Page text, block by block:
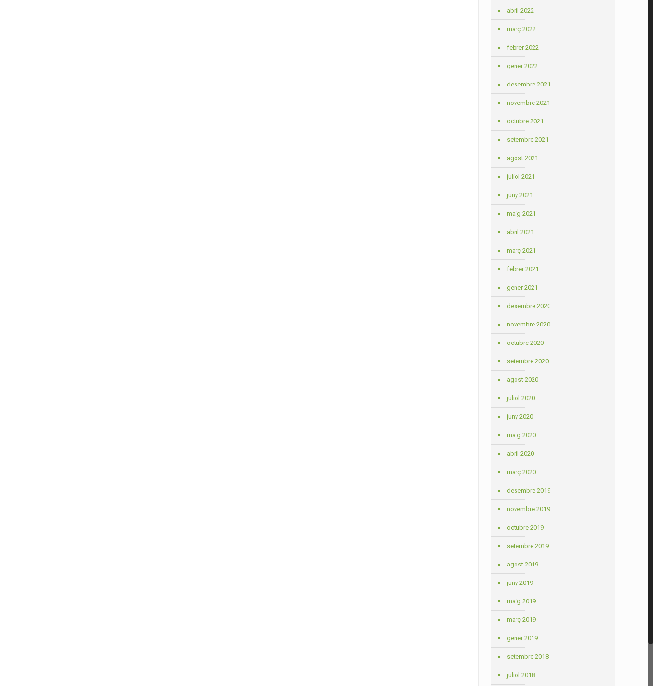
abril 2022
març 2022
febrer 2022
gener 2022
desembre 2021
novembre 2021
octubre 2021
setembre 2021
agost 2021
juliol 2021
juny 2021
maig 2021
abril 2021
març 2021
febrer 2021
gener 2021
desembre 2020
novembre 2020
octubre 2020
setembre 2020
agost 2020
juliol 2020
juny 2020
maig 2020
abril 2020
març 2020
desembre 2019
novembre 2019
octubre 2019
setembre 2019
agost 2019
juny 2019
maig 2019
març 2019
gener 2019
setembre 2018
juliol 2018